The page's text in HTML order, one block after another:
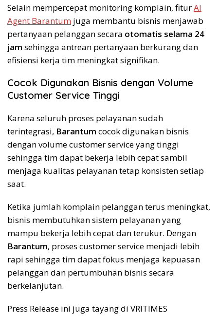
Selain mempercepat monitoring komplain, fiturAI
Agent Barantum juga membantu bisnis menjawab
pertanyaan pelanggan secara otomatis selama 24
jam sehingga antrean pertanyaan berkurang dan
efisiensi kerja tim meningkat signifikan.
Cocok Digunakan Bisnis dengan Volume
Customer Service Tinggi
Karena seluruh proses pelayanan sudah
terintegrasi, Barantum cocok digunakan bisnis
dengan volume customer service yang tinggi
sehingga tim dapat bekerja lebih cepat sambil
menjaga kualitas pelayanan tetap konsisten setiap
saat.
Ketika jumlah komplain pelanggan terus meningkat,
bisnis membutuhkan sistem pelayanan yang
mampu bekerja lebih cepat dan terukur. Dengan
Barantum, proses customer service menjadi lebih
rapi sehingga tim dapat fokus menjaga kepuasan
pelanggan dan pertumbuhan bisnis secara
berkelanjutan.
Press Release ini juga tayang di VRITIMES